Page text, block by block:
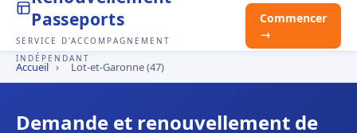
Passeports
SERVICE D'ACCOMPAGNEMENT
INDÉPENDANT
Commencer
→
Accueil › Lot-et-Garonne (47)
Demande et renouvellement de